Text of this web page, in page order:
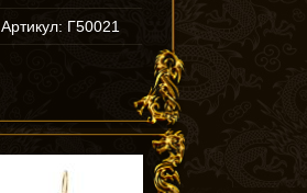
Артикул: Г50021